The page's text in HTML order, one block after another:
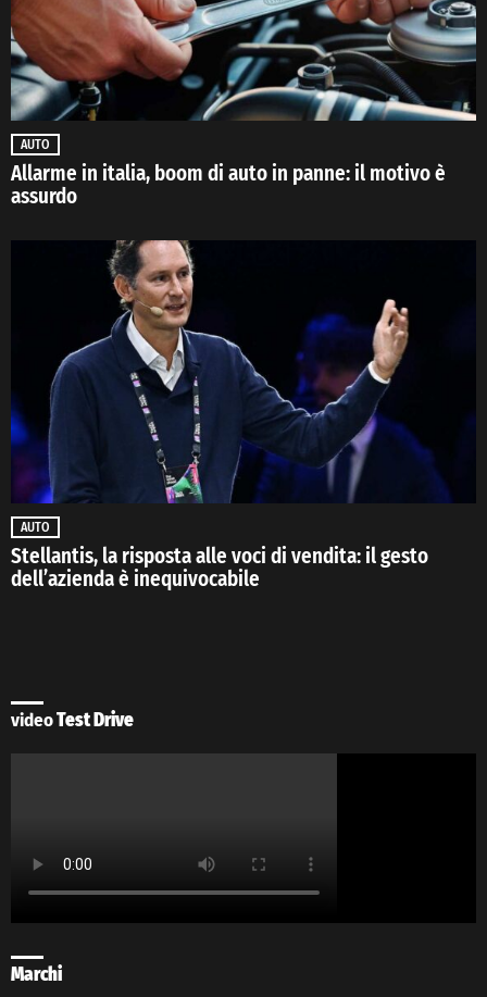
AUTO
Allarme in italia, boom di auto in panne: il motivo è
assurdo
AUTO
Stellantis, la risposta alle voci di vendita: il gesto
dell’azienda è inequivocabile
videoTest Drive
Marchi